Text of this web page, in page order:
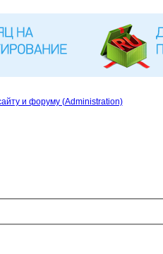
и форуму (Administration)